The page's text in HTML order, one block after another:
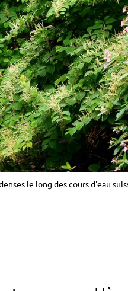
le long des cours d'eau